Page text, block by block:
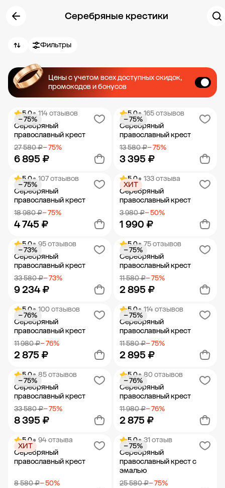
Серебряные крестики
Фильтры
Цены с учетом всех доступных скидок,
промокодов и бонусов
5.0• 114 отзывов
Серебряный
православный крест
27 580 ₽− 75%
6 895 ₽
− 75%
Добавить в корзину
5.0• 165 отзывов
Серебряный
православный крест
13 580 ₽− 75%
3 395 ₽
− 75%
Добавить в корзину
5.0• 107 отзывов
Серебряный
православный крест
18 980 ₽− 75%
4 745 ₽
− 75%
Добавить в корзину
5.0• 133 отзыва
Серебряный
православный крест
3 980 ₽− 50%
1 990 ₽
ХИТ
Добавить в корзину
5.0• 95 отзывов
Серебряный
православный крест
33 580 ₽− 73%
9 234 ₽
− 73%
Добавить в корзину
5.0• 75 отзывов
Серебряный
православный крест
11 580 ₽− 75%
2 895 ₽
− 75%
Добавить в корзину
5.0• 100 отзывов
Серебряный
православный крест
11 980 ₽− 76%
2 875 ₽
− 76%
Добавить в корзину
5.0• 114 отзывов
Серебряный
православный крест
11 580 ₽− 75%
2 895 ₽
− 75%
Добавить в корзину
5.0• 85 отзывов
Серебряный
православный крест
33 580 ₽− 75%
8 395 ₽
− 75%
Добавить в корзину
5.0• 80 отзывов
Серебряный
православный крест
11 980 ₽− 76%
2 875 ₽
− 76%
Добавить в корзину
5.0• 94 отзыва
Серебряный
православный крест
8 580 ₽− 50%
ХИТ
5.0• 31 отзыв
Серебряный
православный крест с
эмалью
25 580 ₽− 75%
− 75%